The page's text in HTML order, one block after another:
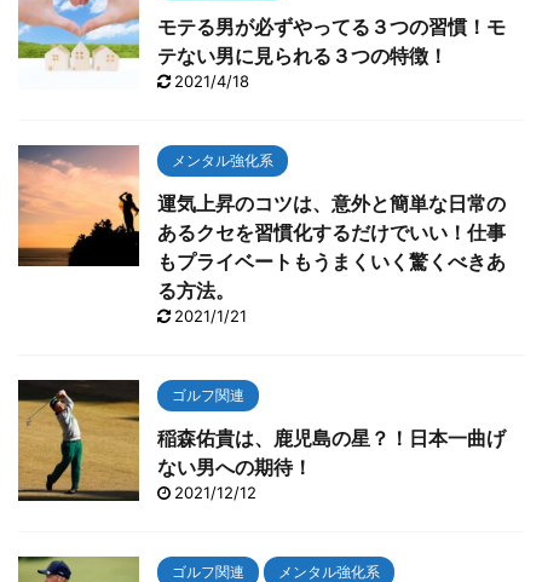
モテる男が必ずやってる３つの習慣！モ
テない男に見られる３つの特徴！
2021/4/18
メンタル強化系
運気上昇のコツは、意外と簡単な日常の
あるクセを習慣化するだけでいい！仕事
もプライベートもうまくいく驚くべきあ
る方法。
2021/1/21
ゴルフ関連
稲森佑貴は、鹿児島の星？！日本一曲げ
ない男への期待！
2021/12/12
ゴルフ関連 メンタル強化系